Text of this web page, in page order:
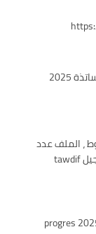
رابط التسجيل في مسابقة الأساتذة 2025
2026, الشروط ، الملف عدد
المناصب لكل رتبة ورابط التسجيل tawdif
تسجيلات الجامعية للقدامى 2025 progres